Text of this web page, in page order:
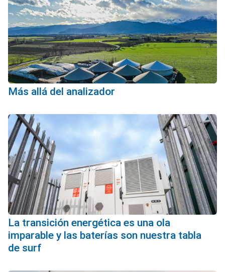
Más allá del analizador
La transición energética es una ola
imparable y las baterías son nuestra tabla
de surf